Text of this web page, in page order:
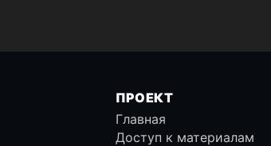
ПРОЕКТ
Главная
Доступ к материалам